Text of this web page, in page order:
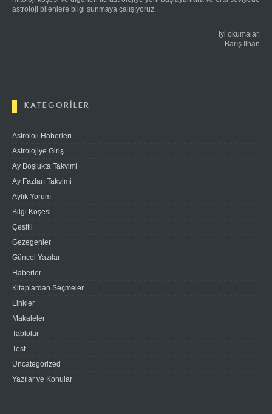
astroloji bilenlere bilgi sunmaya çalışıyoruz..
İyi okumalar,
Barış İlhan
KATEGORILER
Astroloji Haberleri
Astrolojiye Giriş
Ay Boşlukta Takvimi
Ay Fazları Takvimi
Aylık Yorum
Bilgi Köşesi
Çeşitli
Gezegenler
Güncel Yazılar
Haberler
Kitaplardan Seçmeler
Linkler
Makaleler
Tablolar
Test
Uncategorized
Yazılar ve Konular